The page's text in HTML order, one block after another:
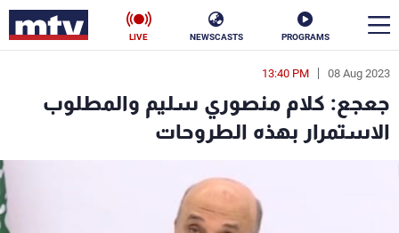
PROGRAMS
NEWSCASTS
LIVE
08 Aug 2023
13:40 PM
جعجع: كلام منصوري سليم والمطلوب
الاستمرار بهذه الطروحات
en
الأخبار
فن